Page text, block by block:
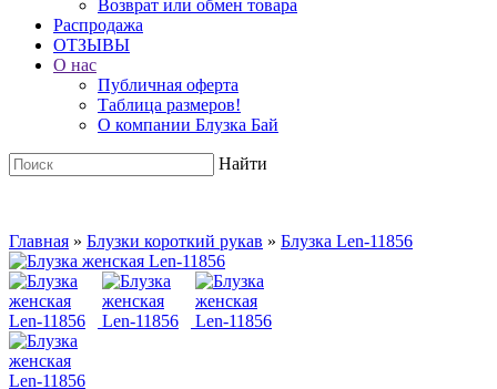
Возврат или обмен товара
Распродажа
ОТЗЫВЫ
О нас
Публичная оферта
Таблица размеров!
О компании Блузка Бай
Найти
Главная » Блузки короткий рукав » Блузка Len-11856